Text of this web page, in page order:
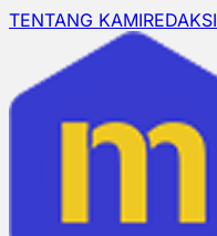
TENTANG KAMIREDAKSI